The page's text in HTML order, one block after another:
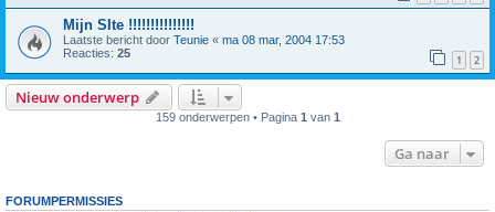
Mijn SIte !!!!!!!!!!!!!!!
Laatste bericht door Teunie « ma 08 mar, 2004 17:53
Reacties: 25 1 2
Nieuw onderwerp
159 onderwerpen • Pagina 1 van 1
Ga naar
FORUMPERMISSIES